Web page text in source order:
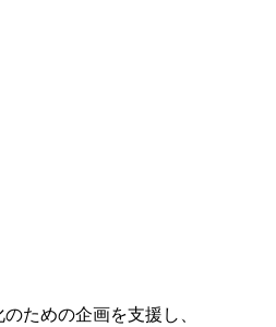
ための企画を支援し、